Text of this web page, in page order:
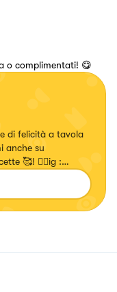
o complimentati! 😋
di felicità a tavola
anche su
🥰! 👉🏻ig :